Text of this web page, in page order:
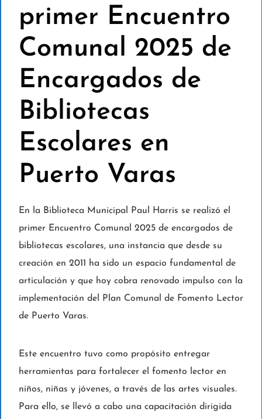
primer Encuentro
Comunal 2025 de
Encargados de
Bibliotecas
Escolares en
Puerto Varas
En la Biblioteca Municipal Paul Harris se realizó el
primer Encuentro Comunal 2025 de encargados de
bibliotecas escolares, una instancia que desde su
creación en 2011 ha sido un espacio fundamental de
articulación y que hoy cobra renovado impulso con la
implementación del Plan Comunal de Fomento Lector
de Puerto Varas.
Este encuentro tuvo como propósito entregar
herramientas para fortalecer el fomento lector en
niños, niñas y jóvenes, a través de las artes visuales.
Para ello, se llevó a cabo una capacitación dirigida